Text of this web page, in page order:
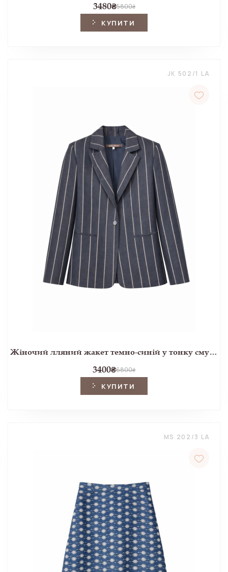
3480₴5800₴
КУПИТИ
JK 502/1 LA
Жіночий лляний жакет темно-синій у тонку смужку
3400₴6800₴
КУПИТИ
MS 202/3 LA